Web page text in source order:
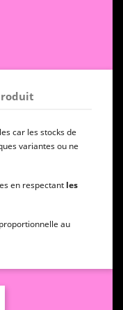
car les stocks de
variantes ou ne
en respectant les
au